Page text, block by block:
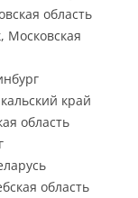
область
Московская
край
область
область